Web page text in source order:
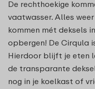
De rechthoekige
vaatwasser. Alles
kommen mét deksels
opbergen! De Cirqula
Hierdoor blijft je eten
de transparante
nog in je koelkast of